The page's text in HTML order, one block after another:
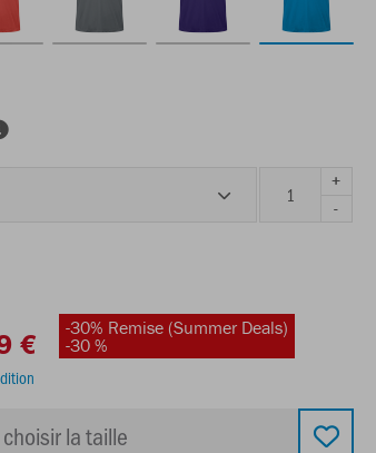
+
-
€
-30% Remise (Summer Deals)
-30 %
la taille